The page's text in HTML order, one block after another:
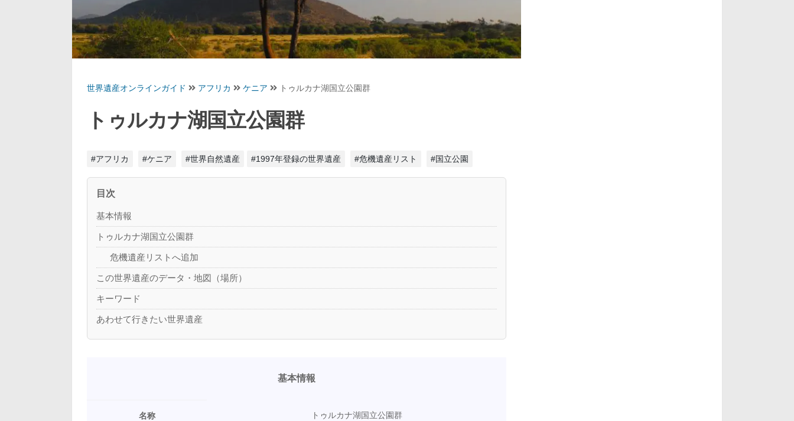
世界遺産オンラインガイド アフリカ ケニア トゥルカナ湖国立公園群
トゥルカナ湖国立公園群
#アフリカ #ケニア #世界自然遺産 #1997年登録の世界遺産 #危機遺産リスト #国立公園
目次
基本情報
トゥルカナ湖国立公園群
危機遺産リストへ追加
この世界遺産のデータ・地図（場所）
キーワード
あわせて行きたい世界遺産
基本情報
名称 トゥルカナ湖国立公園群